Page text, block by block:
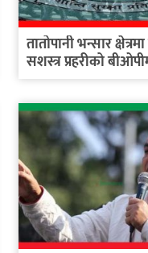
तातोपानी भन्सार
सशस्त्र प्रहरीको